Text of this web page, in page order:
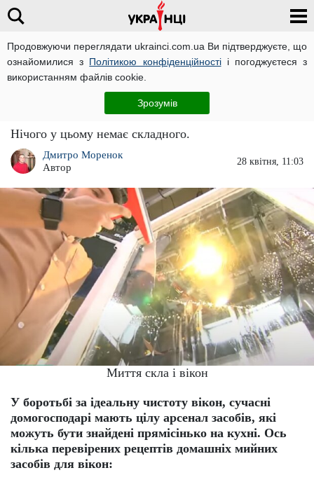
Продовжуючи переглядати ukrainci.com.ua Ви підтверджуєте, що
ознайомилися з Політикою конфіденційностіі погоджуєтеся з
використанням файлів cookie.
Зрозумів
Важливо
На Великдень вікна будуть блищати
чистотою: чим найкраще вимити скло
Нічого у цьому немає складного.
Дмитро Моренок
Автор
28 квітня, 11:03
Миття скла і вікон
У боротьбі за ідеальну чистоту вікон, сучасні
домогосподарі мають цілу арсенал засобів, які
можуть бути знайдені прямісінько на кухні. Ось
кілька перевірених рецептів домашніх мийних
засобів для вікон: